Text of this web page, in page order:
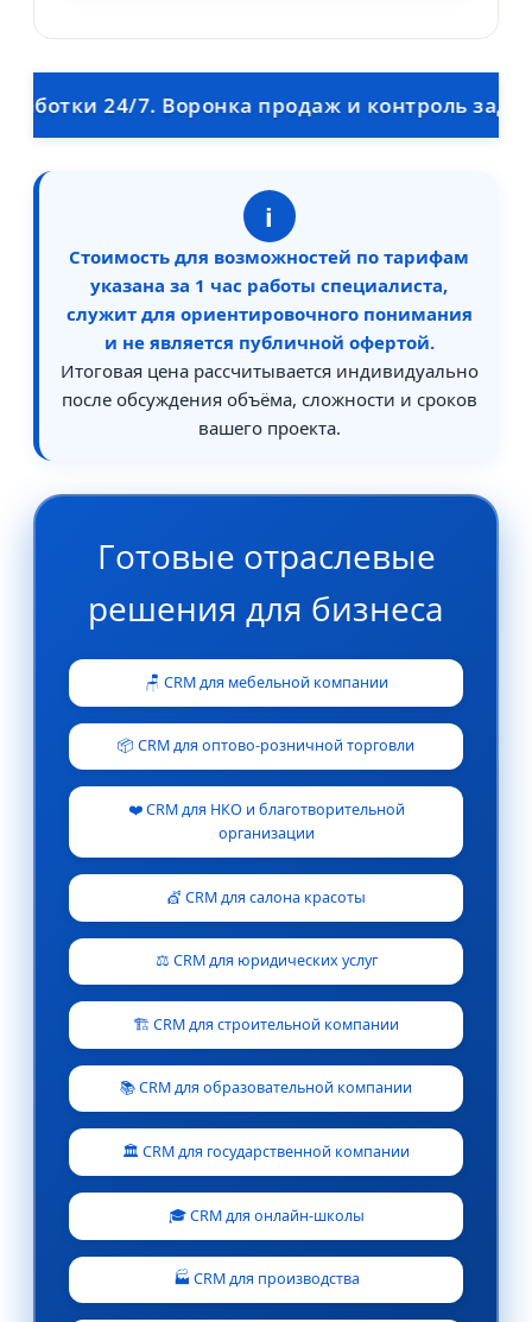
24/7. Воронка продаж и контроль задач
i
Стоимость для возможностей по тарифам
указана за 1 час работы специалиста,
служит для ориентировочного понимания
и не является публичной офертой.
Итоговая цена рассчитывается индивидуально
после обсуждения объёма, сложности и сроков
вашего проекта.
Готовые отраслевые
решения для бизнеса
🪑 CRM для мебельной компании
📦 CRM для оптово-розничной торговли
❤️ CRM для НКО и благотворительной
организации
💇 CRM для салона красоты
⚖️ CRM для юридических услуг
🏗️ CRM для строительной компании
📚 CRM для образовательной компании
🏛️ CRM для государственной компании
🎓 CRM для онлайн-школы
🏭 CRM для производства